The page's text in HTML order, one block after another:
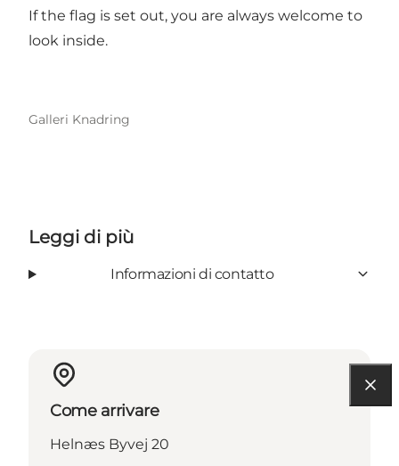
If the flag is set out, you are always welcome to
look inside.
Galleri Knadring
Leggi di più
Informazioni di contatto
Come arrivare
Helnæs Byvej 20